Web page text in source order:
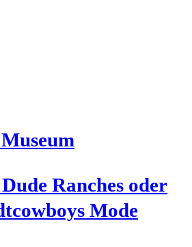
Ran­ches oder
Mode